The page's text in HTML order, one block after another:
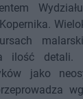
ilość
jako